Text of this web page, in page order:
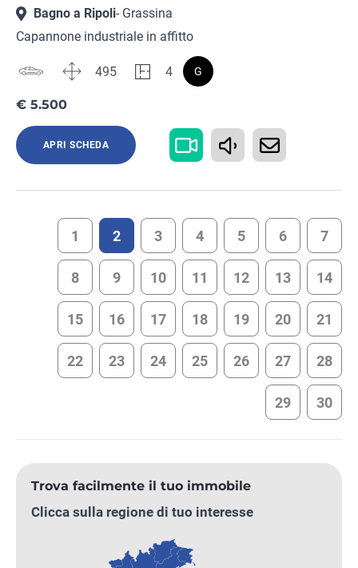
Bagno a Ripoli- Grassina
Capannone industriale in affitto
495 4 G
€ 5.500
APRI SCHEDA
1 2 3 4 5 6 7
8 9 10 11 12 13 14
15 16 17 18 19 20 21
22 23 24 25 26 27 28
29 30
Trova facilmente il tuo immobile
Clicca sulla regione di tuo interesse